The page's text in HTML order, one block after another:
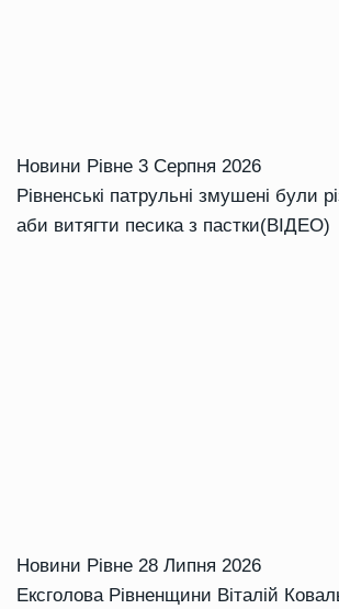
Новини Рівне 3 Серпня 2026
Рівненські патрульні змушені були
аби витягти песика з пастки(ВІДЕО)
Новини Рівне 28 Липня 2026
Ексголова Рівненщини Віталій